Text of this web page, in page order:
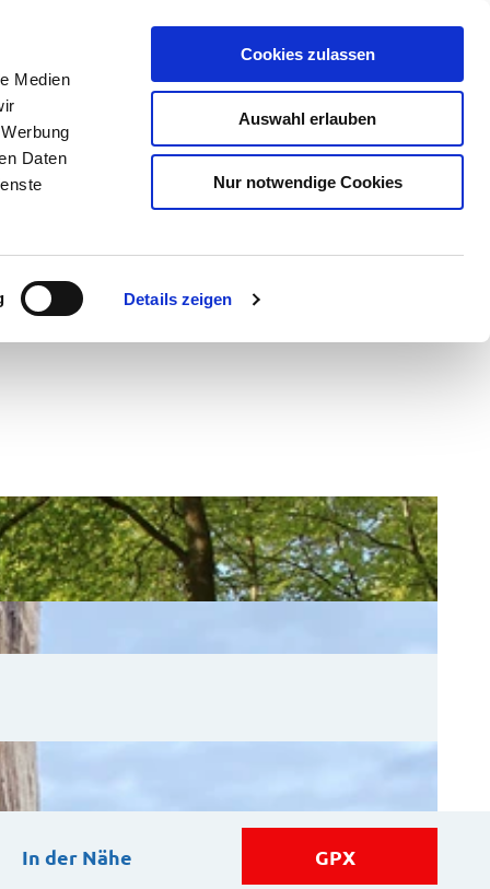
Medien
Daten
Details zeigen
Cookies zulassen
Auswahl erlauben
Nur notwendige Cookies
In der Nähe GPX